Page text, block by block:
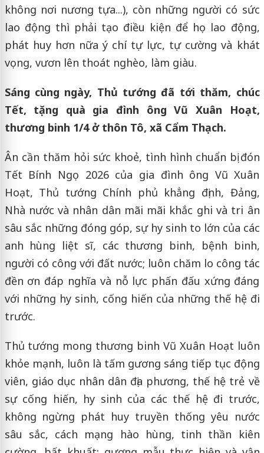
không nơi nương tựa...), còn những người có sức
lao động thì phải tạo điều kiện để họ lao động,
phát huy hơn nữa ý chí tự lực, tự cường và khát
vọng, vươn lên thoát nghèo, làm giàu.
Sáng cùng ngày, Thủ tướng đã tới thăm, chúc
Tết, tặng quà gia đình ông Vũ Xuân Hoạt,
thương binh 1/4 ở thôn Tô, xã Cẩm Thạch.
Ân cần thăm hỏi sức khoẻ, tình hình chuẩn bị đón
Tết Bính Ngọ 2026 của gia đình ông Vũ Xuân
Hoạt, Thủ tướng Chính phủ khẳng định, Đảng,
Nhà nước và nhân dân mãi mãi khắc ghi và tri ân
sâu sắc những đóng góp, sự hy sinh to lớn của các
anh hùng liệt sĩ, các thương binh, bệnh binh,
người có công với đất nước; luôn chăm lo công tác
đền ơn đáp nghĩa và nỗ lực phấn đấu xứng đáng
với những hy sinh, cống hiến của những thế hệ đi
trước.
Thủ tướng mong thương binh Vũ Xuân Hoạt luôn
khỏe mạnh, luôn là tấm gương sáng tiếp tục động
viên, giáo dục nhân dân địa phương, thế hệ trẻ về
sự cống hiến, hy sinh của các thế hệ đi trước,
không ngừng phát huy truyền thống yêu nước
sâu sắc, cách mạng hào hùng, tinh thần kiên